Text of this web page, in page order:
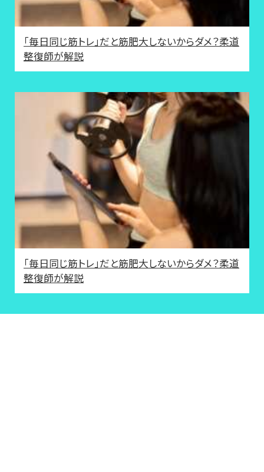
「毎日同じ筋トレ」だと筋肥大しないからダメ？柔道
整復師が解説
「毎日同じ筋トレ」だと筋肥大しないからダメ？柔道
整復師が解説